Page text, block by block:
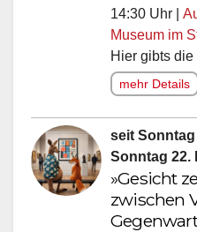
14:30 Uhr |
Museum im
Hier gibts die
mehr Details
seit Sonntag
Sonntag 22.
»Gesicht
zwischen